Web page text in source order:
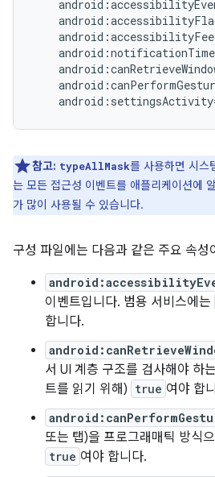
참고: typeAllMask를 사용하면 시스
는 모든 접근성 이벤트를 애플리케이션에
가 많이 사용될 수 있습니다.
구성 파일에는 다음과 같은 주요 속성
이벤트입니다. 범용 서비스에는
합니다.
서 UI 계층 구조를 검사해야 하
트를 읽기 위해) true 여야 합
또는 탭)을 프로그래매틱 방식
true 여야 합니다.